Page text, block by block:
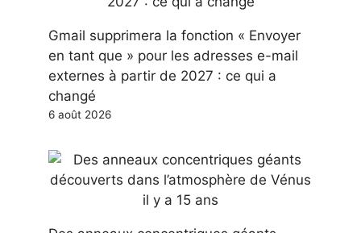
Gmail supprimera la fonction « Envoyer
en tant que » pour les adresses e-mail
externes à partir de 2027 : ce qui a
changé
6 août 2026